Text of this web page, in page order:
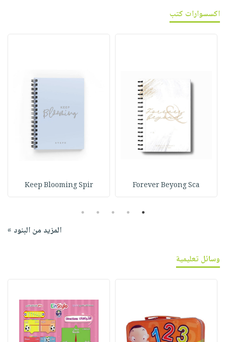
اكسسوارات كتب
Forever Beyong Sca
Keep Blooming Spir
1
2
3
4
5
المزيد من البنود »
وسائل تعليمية